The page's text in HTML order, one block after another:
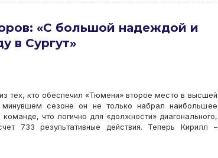
«С большой надеждой и
в Сургут»
тех, кто обеспечил «Тюмени» второе место в высшей
сезоне он не только набрал наибольшее
что логично для «должности» диагонального,
733 результативные действия. Теперь Кирилл –